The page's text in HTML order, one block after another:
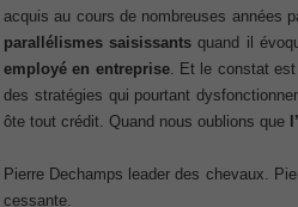
, Microsoft Managing Office 365
2V0-621D Practice
, VMware VCP6-DCV Practice, 2V0-
Delta Beta Practice
Cisco 300-206
Cisco CCNP Collaboration 300-070
, 300-070 Implementing Cisco IP
acquis au cours de nombreuses années
parallélismes saisissants quand il
employé en entreprise. Et le constat est
des stratégies qui pourtant
ôte tout crédit. Quand nous oublions que
Pierre Dechamps leader des chevaux.
cessante.